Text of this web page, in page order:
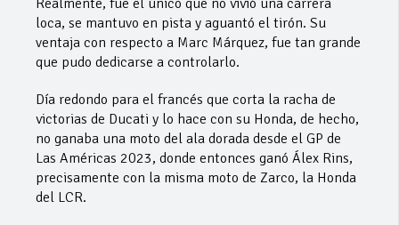
Realmente, fue el único que no vivió una carrera
loca, se mantuvo en pista y aguantó el tirón. Su
ventaja con respecto a Marc Márquez, fue tan grande
que pudo dedicarse a controlarlo.
Día redondo para el francés que corta la racha de
victorias de Ducati y lo hace con su Honda, de hecho,
no ganaba una moto del ala dorada desde el GP de
Las Américas 2023, donde entonces ganó Álex Rins,
precisamente con la misma moto de Zarco, la Honda
del LCR.